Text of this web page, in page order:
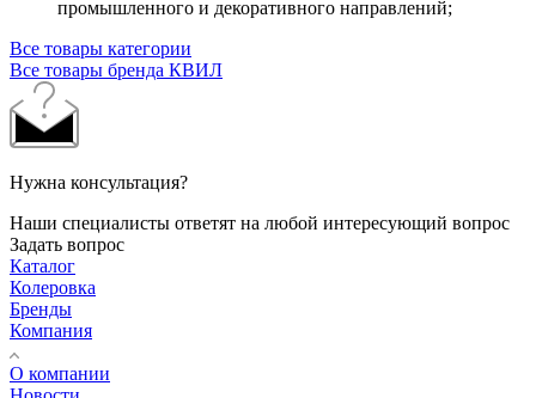
промышленного и декоративного направлений;
Все товары категории
Все товары бренда КВИЛ
Нужна консультация?
Наши специалисты ответят на любой интересующий вопрос
Задать вопрос
Каталог
Колеровка
Бренды
Компания
О компании